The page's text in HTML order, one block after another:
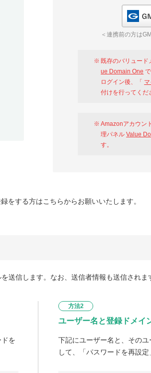
＜連携前の方は
既存のバリュー
ue Domain One
ログイン後、「
付けを行ってくだ
Amazonアカウン
理パネルValue
す。
をする方はこちらからお願いいたします。
送信します。なお、送信者情報も送信されま
を
方法2
ユーザー名と登録ドメイ
下記にユーザー名と、その
して、「パスワードを再設定